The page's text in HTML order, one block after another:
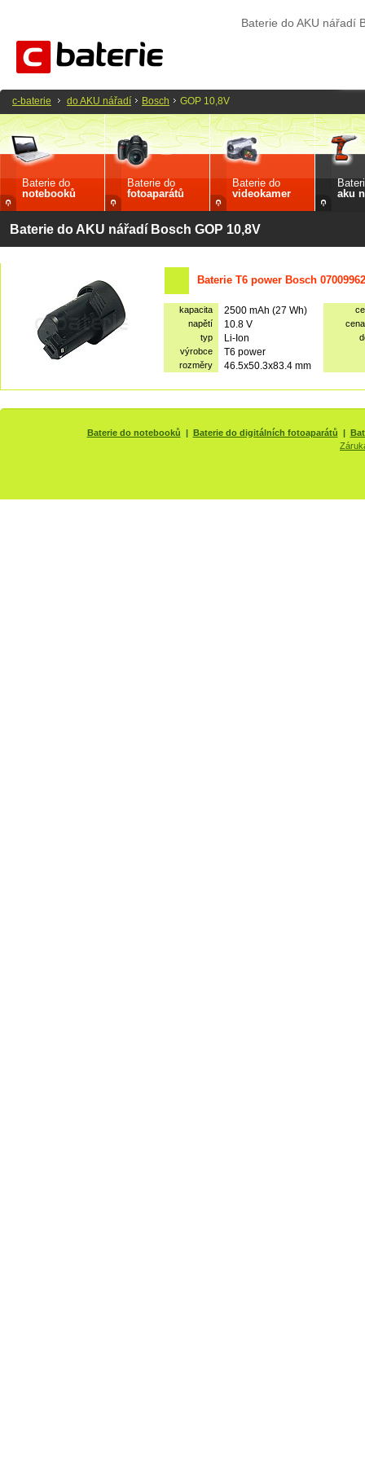
Baterie do AKU nářadí
Baterie do
notebooků
Baterie do
fotoaparátů
Baterie do
videokamer
aku
Baterie do AKU nářadí Bosch GOP 10,8V
Baterie T6 power Bosch
kapacita 2500 mAh (27 Wh)
napětí
10.8 V
typ
Li-Ion
výrobce
T6 power
rozměry 46.5x50.3x83.4 mm
c-baterie do AKU nářadí Bosch GOP 10,8V
Baterie do notebooků | Baterie do digitálních fotoaparátů |